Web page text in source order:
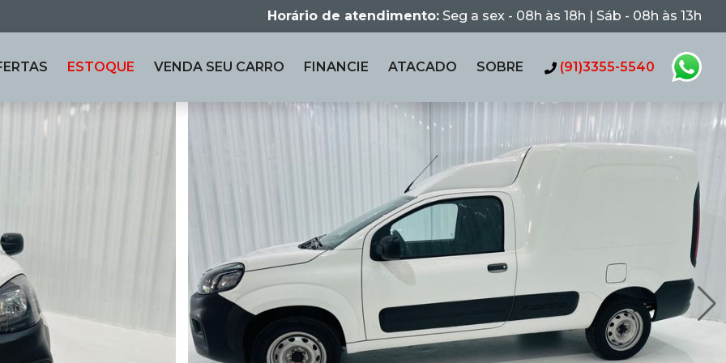
Horário de atendimento: Seg a sex - 08h às 18h | Sáb - 08h às 13h
ESTOQUE VENDA SEU CARRO FINANCIE ATACADO SOBRE (91)3355-5540